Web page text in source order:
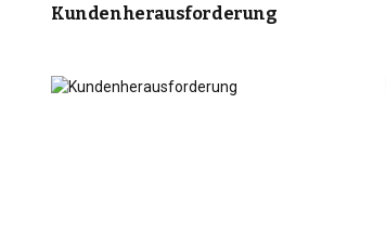
Kundenherausforderung